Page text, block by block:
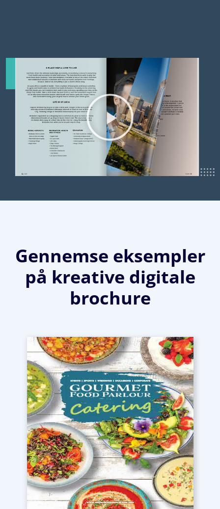
Gennemse eksempler
på kreative digitale
brochure